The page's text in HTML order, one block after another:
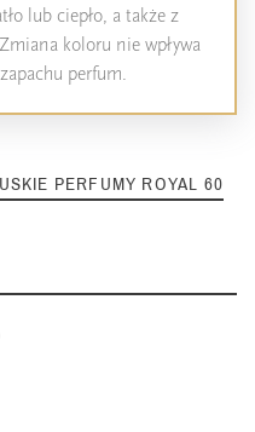
lub ciepło, a także z
koloru nie wpływa
perfum.
PERFUMY ROYAL 60